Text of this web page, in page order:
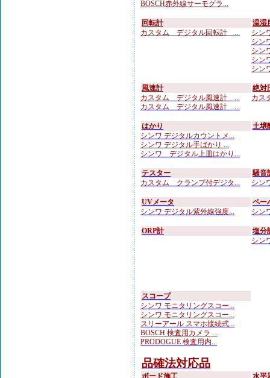
BOSCH赤外線サーモグラ...
回転計
カスタム デジタル回転計 ...
温湿
シン
シン
シン
シン
シン
風速計
カスタム デジタル風速計 ...
カスタム デジタル風速計 ...
絶対
カス
はかり
シンワ デジタルカウントメ...
シンワ デジタル手ばかり ...
シンワ デジタル上皿はかり...
土壌
テスター
カスタム クランプ付デジタ...
騒音
シン
UVメータ
シンワ デジタル紫外線強度...
ペー
シン
ORP計
塩分
シン
スコープ
シンワ モニタリングスコー...
シンワ モニタリングスコー...
スリーアール スマホ接続式...
BOSCH 検査用カメラ ...
PRODOGUE 検査用内...
品確法対応品
ボード施工
水平